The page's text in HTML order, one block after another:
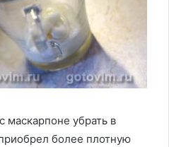
маскарпоне убрать в
более плотную